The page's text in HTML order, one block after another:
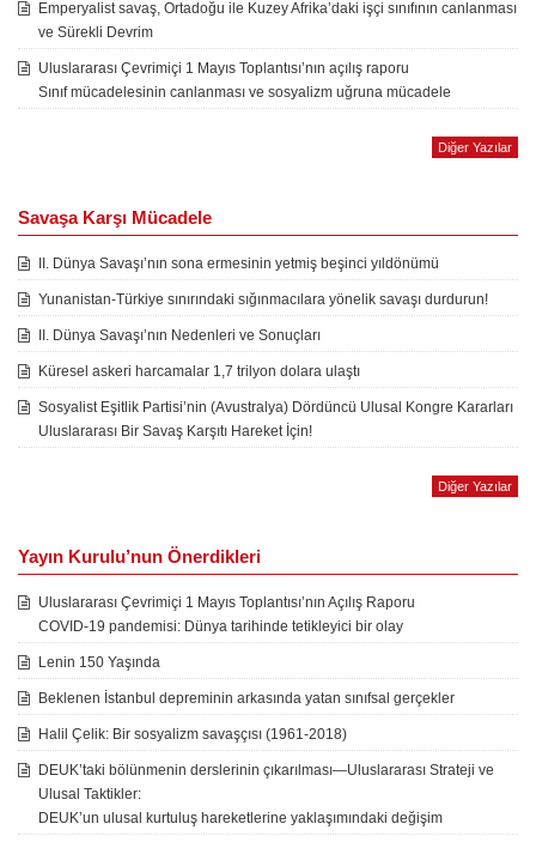
Emperyalist savaş, Ortadoğu ile Kuzey Afrika’daki işçi sınıfının canlanması
ve Sürekli Devrim
Uluslararası Çevrimiçi 1 Mayıs Toplantısı’nın açılış raporu
Sınıf mücadelesinin canlanması ve sosyalizm uğruna mücadele
Diğer Yazılar
Savaşa Karşı Mücadele
II. Dünya Savaşı’nın sona ermesinin yetmiş beşinci yıldönümü
Yunanistan-Türkiye sınırındaki sığınmacılara yönelik savaşı durdurun!
II. Dünya Savaşı’nın Nedenleri ve Sonuçları
Küresel askeri harcamalar 1,7 trilyon dolara ulaştı
Sosyalist Eşitlik Partisi’nin (Avustralya) Dördüncü Ulusal Kongre Kararları
Uluslararası Bir Savaş Karşıtı Hareket İçin!
Diğer Yazılar
Yayın Kurulu’nun Önerdikleri
Uluslararası Çevrimiçi 1 Mayıs Toplantısı’nın Açılış Raporu
COVID-19 pandemisi: Dünya tarihinde tetikleyici bir olay
Lenin 150 Yaşında
Beklenen İstanbul depreminin arkasında yatan sınıfsal gerçekler
Halil Çelik: Bir sosyalizm savaşçısı (1961-2018)
DEUK’taki bölünmenin derslerinin çıkarılması—Uluslararası Strateji ve
Ulusal Taktikler:
DEUK’un ulusal kurtuluş hareketlerine yaklaşımındaki değişim